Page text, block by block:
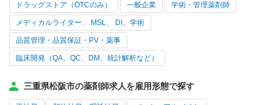
ドラッグストア（OTCのみ） 一般企業 学術・管理薬剤師
メディカルライター、 MSL、 DI、学術
品質管理・品質保証・PV・薬事
臨床開発（QA、QC、DM、統計解析など）
三重県松阪市の薬剤師求人を雇用形態で探す